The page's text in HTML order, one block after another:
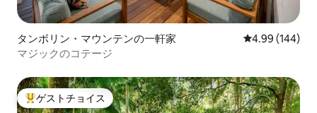
タンボリン・マウンテンの一軒家 レビュー144
4.99 (144)
マジックのコテージ
大好評のゲストチョイスです。
ゲストチョイス